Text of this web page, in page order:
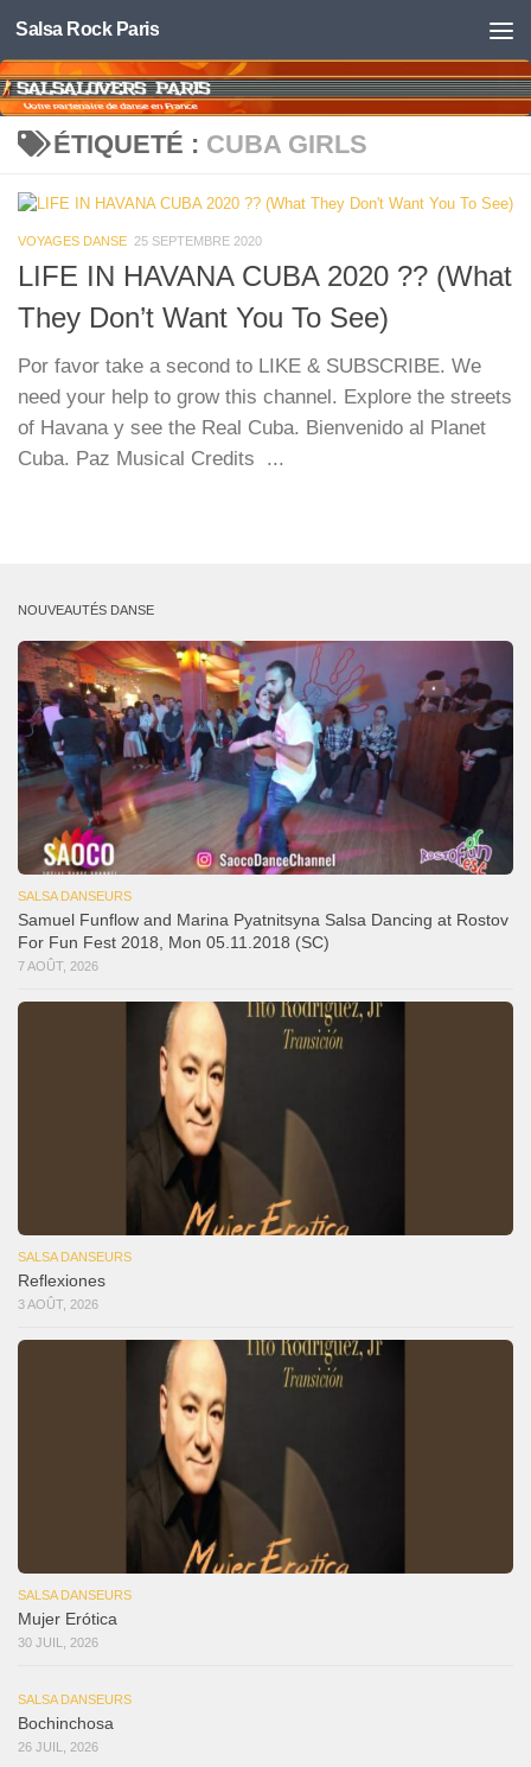
Skip to content
Salsa Rock Paris
ÉTIQUETÉ : CUBA GIRLS
VOYAGES DANSE 25 SEPTEMBRE 2020
LIFE IN HAVANA CUBA 2020 ?? (What
They Don’t Want You To See)
Por favor take a second to LIKE & SUBSCRIBE. We
need your help to grow this channel. Explore the streets
of Havana y see the Real Cuba. Bienvenido al Planet
Cuba. Paz Musical Credits ...
NOUVEAUTÉS DANSE
SALSA DANSEURS
Samuel Funflow and Marina Pyatnitsyna Salsa Dancing at Rostov
For Fun Fest 2018, Mon 05.11.2018 (SC)
7 AOÛT, 2026
SALSA DANSEURS
Reflexiones
3 AOÛT, 2026
SALSA DANSEURS
Mujer Erótica
30 JUIL, 2026
SALSA DANSEURS
Bochinchosa
26 JUIL, 2026